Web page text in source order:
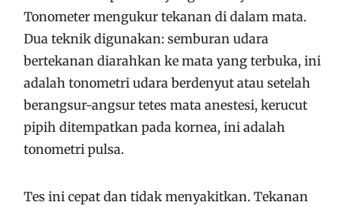
Tonometer mengukur tekanan di dalam mata.
Dua teknik digunakan: semburan udara
bertekanan diarahkan ke mata yang terbuka, ini
adalah tonometri udara berdenyut atau setelah
berangsur-angsur tetes mata anestesi, kerucut
pipih ditempatkan pada kornea, ini adalah
tonometri pulsa.
Tes ini cepat dan tidak menyakitkan. Tekanan